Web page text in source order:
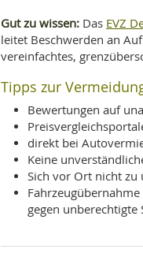
Gut zu wissen: Das EVZ
leitet Beschwerden an
vereinfachtes,
Tipps zur
Bewertungen auf
direkt bei
Keine
Sich vor Ort nicht zu
gegen unberechtigte